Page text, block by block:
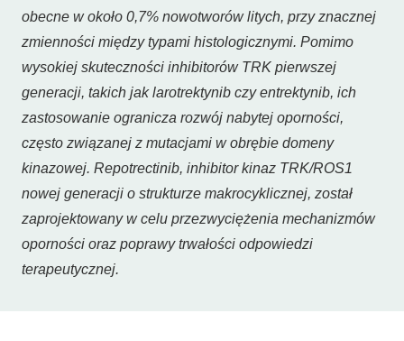
obecne w około 0,7% nowotworów litych, przy znacznej
zmienności między typami histologicznymi. Pomimo
wysokiej skuteczności inhibitorów TRK pierwszej
generacji, takich jak larotrektynib czy entrektynib, ich
zastosowanie ogranicza rozwój nabytej oporności,
często związanej z mutacjami w obrębie domeny
kinazowej. Repotrectinib, inhibitor kinaz TRK/ROS1
nowej generacji o strukturze makrocyklicznej, został
zaprojektowany w celu przezwyciężenia mechanizmów
oporności oraz poprawy trwałości odpowiedzi
terapeutycznej.